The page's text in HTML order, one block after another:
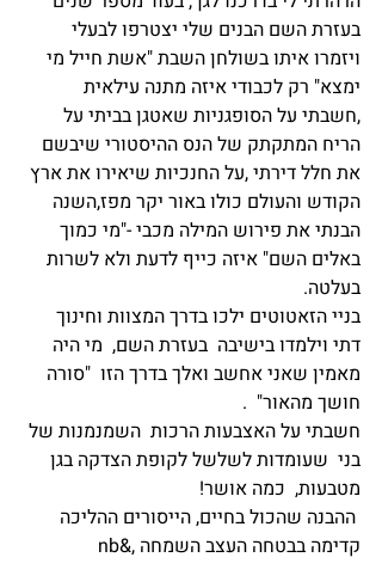
בעזרת השם הבנים שלי יצטרפו לבעלי
ויזמרו איתו בשולחן השבת "אשת חייל מי
ימצא" רק לכבודי איזה מתנה עילאית
,חשבתי על הסופגניות שאטגן בביתי על
הריח המתקתק של הנס ההיסטורי שיבשם
את חלל דירתי ,על החנכיות שיאירו את ארץ
הקודש והעולם כולו באור יקר מפז,השנה
הבנתי את פירוש המילה מכבי -"מי כמוך
באלים השם" איזה כייף לדעת ולא לשרות
בעלטה.
בניי הזאטוטים ילכו בדרך המצוות וחינוך
דתי וילמדו בישיבה  בעזרת השם,  מי היה
מאמין שאני אחשב ואלך בדרך הזו  "סורה
חושך מהאור"  .
חשבתי על האצבעות הרכות  השמנמנות של
בני  שעומדות לשלשל לקופת הצדקה בגן
מטבעות,  כמה אושר!
ההבנה שהכול בחיים, הייסורים ההליכה
קדימה בבטחה העצב השמחה ,&nb